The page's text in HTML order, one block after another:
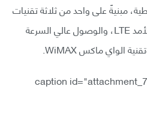
مبنيةً على واحد من ثلاثة تقنيات
رئيسية للاتصال: التطور طويل الأمد LTE، والوصول عالي السرعة
[caption